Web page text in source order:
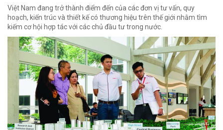
Việt Nam đang trở thành điểm đến của các đơn vị tư vấn, quy
hoạch, kiến trúc và thiết kế có thương hiệu trên thế giới nhằm tìm
kiếm cơ hội hợp tác với các chủ đầu tư trong nước.